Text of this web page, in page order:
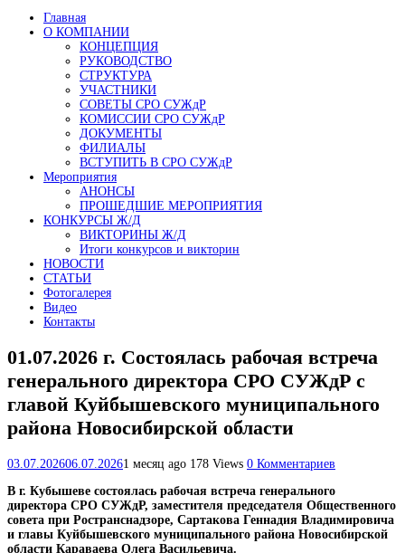
Главная
О КОМПАНИИ
КОНЦЕПЦИЯ
РУКОВОДСТВО
СТРУКТУРА
УЧАСТНИКИ
СОВЕТЫ СРО СУЖдР
КОМИССИИ СРО СУЖдР
ДОКУМЕНТЫ
ФИЛИАЛЫ
ВСТУПИТЬ В СРО СУЖдР
Мероприятия
АНОНСЫ
ПРОШЕДШИЕ МЕРОПРИЯТИЯ
КОНКУРСЫ Ж/Д
ВИКТОРИНЫ Ж/Д
Итоги конкурсов и викторин
НОВОСТИ
СТАТЬИ
Фотогалерея
Видео
Контакты
01.07.2026 г. Состоялась рабочая встреча
генерального директора СРО СУЖдР с
главой Куйбышевского муниципального
района Новосибирской области
03.07.202606.07.20261 месяц ago 178 Views 0 Комментариев
В г. Кубышеве состоялась рабочая встреча генерального
директора СРО СУЖдР, заместителя председателя Общественного
совета при Ространснадзоре, Сартакова Геннадия Владимировича
и главы Куйбышевского муниципального района Новосибирской
области Караваева Олега Васильевича.